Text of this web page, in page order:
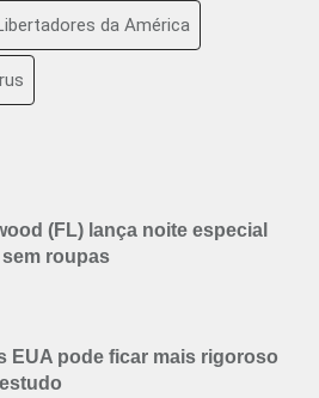
da América
(FL) lança noite especial
roupas
EUA pode ficar mais rigoroso